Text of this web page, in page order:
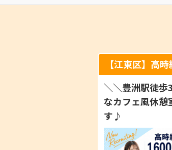
【江東区】高
＼＼豊洲駅徒
なカフェ風休
す♪